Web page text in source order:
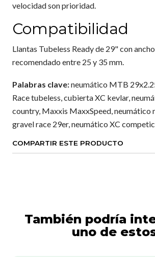
velocidad son prioridad.
Compatibilidad
Llantas Tubeless Ready de 29" con
recomendado entre 25 y 35 mm.
Palabras clave:neumático MTB
Race tubeless, cubierta XC kevlar,
country, Maxxis MaxxSpeed, neumático
gravel race 29er, neumático XC
COMPARTIR ESTE PRODUCTO
También podría
uno de